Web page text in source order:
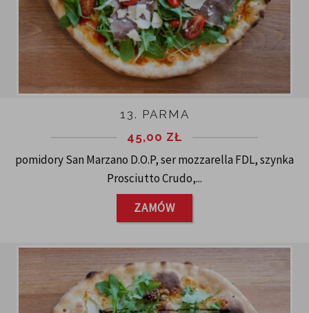
13. PARMA
45,00 ZŁ
pomidory San Marzano D.O.P, ser mozzarella FDL, szynka
Prosciutto Crudo,...
ZAMÓW